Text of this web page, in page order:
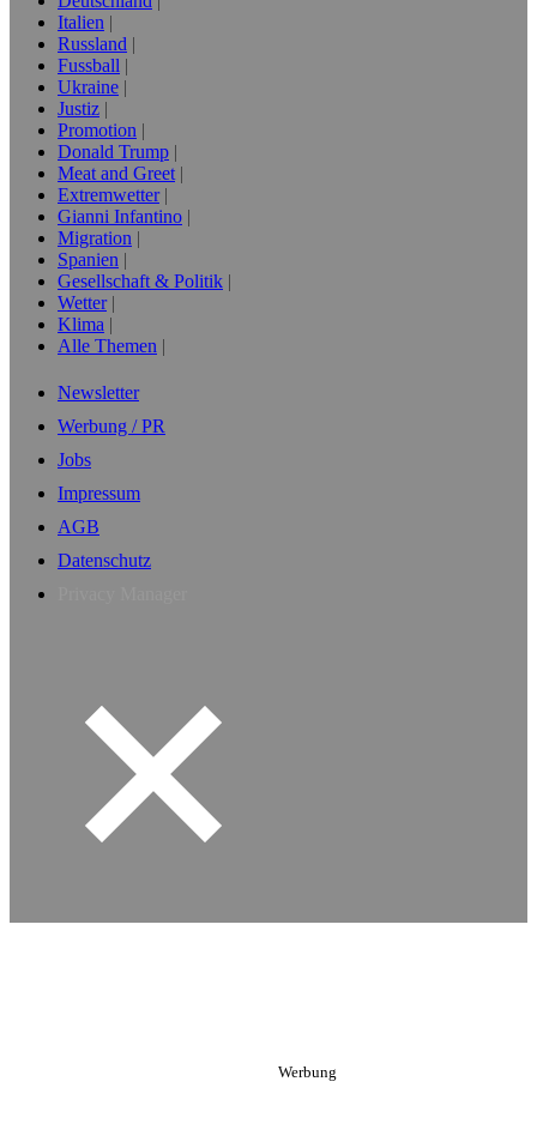
Italien
Russland
Fussball
Ukraine
Justiz
Promotion
Donald Trump
Meat and Greet
Extremwetter
Gianni Infantino
Migration
Spanien
Gesellschaft & Politik
Wetter
Klima
Alle Themen
Newsletter
Werbung / PR
Jobs
Impressum
AGB
Datenschutz